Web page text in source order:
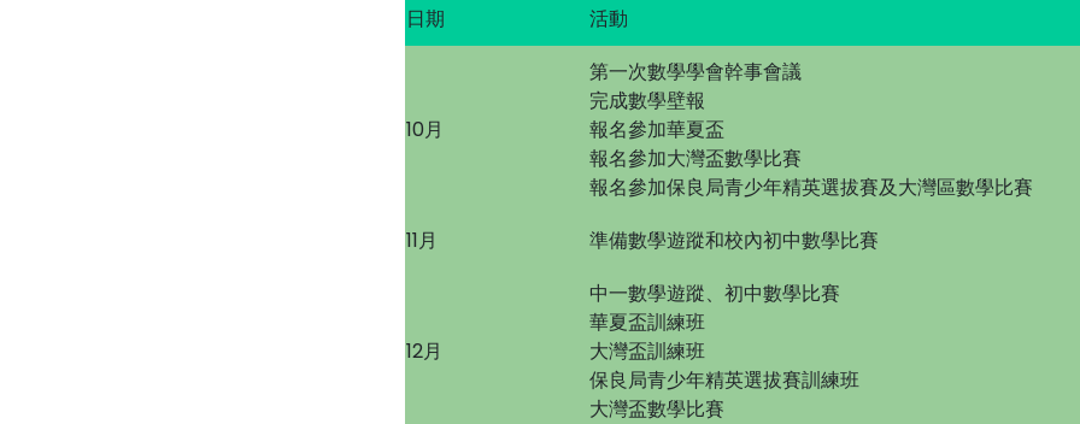
日期
活動
10月
第一次數學學會幹事會議
完成數學壁報
報名參加華夏盃
報名參加大灣盃數學比賽
報名參加保良局青少年精英選拔賽及大灣區數學比賽
11月
準備數學遊蹤和校內初中數學比賽
12月
中一數學遊蹤、初中數學比賽
華夏盃訓練班
大灣盃訓練班
保良局青少年精英選拔賽訓練班
大灣盃數學比賽